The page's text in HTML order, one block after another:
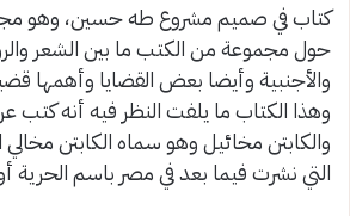
كتاب في صميم مشروع طه حسين، وهو
حول مجموعة من الكتب ما بين الشعر
والأجنبية وأيضا بعض القضايا وأهمها
وهذا الكتاب ما يلفت النظر فيه أنه كتب
والكابتن مخائيل وهو سماه الكابتن مخالي
التي نشرت فيما بعد في مصر باسم الحرية